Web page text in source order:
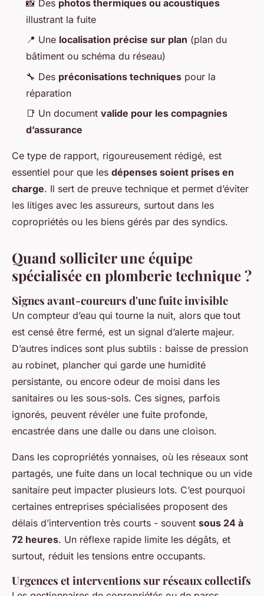
📸 Des photos thermiques ou acoustiques
illustrant la fuite
📍 Une localisation précise sur plan (plan du
bâtiment ou schéma du réseau)
🔧 Des préconisations techniques pour la
réparation
📑 Un document valide pour les compagnies
d’assurance
Ce type de rapport, rigoureusement rédigé, est
essentiel pour que les dépenses soient prises en
charge. Il sert de preuve technique et permet d’éviter
les litiges avec les assureurs, surtout dans les
copropriétés ou les biens gérés par des syndics.
Quand solliciter une équipe
spécialisée en plomberie technique ?
Signes avant-coureurs d'une fuite invisible
Un compteur d’eau qui tourne la nuit, alors que tout
est censé être fermé, est un signal d’alerte majeur.
D’autres indices sont plus subtils : baisse de pression
au robinet, plancher qui garde une humidité
persistante, ou encore odeur de moisi dans les
sanitaires ou les sous-sols. Ces signes, parfois
ignorés, peuvent révéler une fuite profonde,
encastrée dans une dalle ou dans une cloison.
Dans les copropriétés yonnaises, où les réseaux sont
partagés, une fuite dans un local technique ou un vide
sanitaire peut impacter plusieurs lots. C’est pourquoi
certaines entreprises spécialisées proposent des
délais d’intervention très courts - souvent sous 24 à
72 heures. Un réflexe rapide limite les dégâts, et
surtout, réduit les tensions entre occupants.
Urgences et interventions sur réseaux collectifs